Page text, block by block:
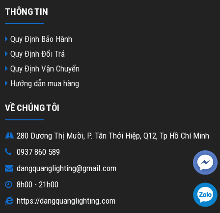
THÔNG TIN
Quy Định Bảo Hành
Quy Định Đổi Trả
Quy Định Vận Chuyển
Hướng dẫn mua hàng
VỀ CHÚNG TÔI
280 Dương Thị Mười, P. Tân Thới Hiệp, Q12, Tp Hồ Chí Minh
0937 860 589
dangquanglighting@gmail.com
8h00 - 21h00
https://dangquanglighting.com